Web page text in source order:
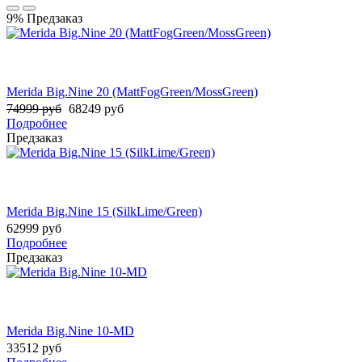
9% Предзаказ
Merida Big.Nine 20 (MattFogGreen/MossGreen)
74999 руб 68249 руб
Подробнее
Предзаказ
Merida Big.Nine 15 (SilkLime/Green)
62999 руб
Подробнее
Предзаказ
Merida Big.Nine 10-MD
33512 руб